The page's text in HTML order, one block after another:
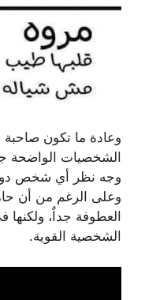
وعادة ما تكون صاحبة
الشخصيات الواضحة
وجه نظر أي شخص دون
وعلى الرغم من أن
العطوفة جداٌ،
الشخصية القوية.